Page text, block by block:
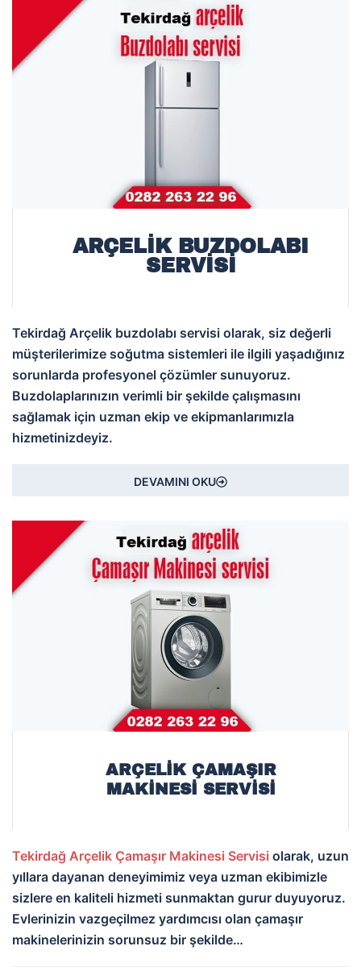
ARÇELIK BUZDOLABI
SERVISI
Tekirdağ Arçelik buzdolabı servisi olarak, siz değerli
müşterilerimize soğutma sistemleri ile ilgili yaşadığınız
sorunlarda profesyonel çözümler sunuyoruz.
Buzdolaplarınızın verimli bir şekilde çalışmasını
sağlamak için uzman ekip ve ekipmanlarımızla
hizmetinizdeyiz.
DEVAMINI OKU
ARÇELIK ÇAMAŞIR
MAKINESI SERVISI
Tekirdağ Arçelik Çamaşır Makinesi Servisi olarak, uzun
yıllara dayanan deneyimimiz veya uzman ekibimizle
sizlere en kaliteli hizmeti sunmaktan gurur duyuyoruz.
Evlerinizin vazgeçilmez yardımcısı olan çamaşır
makinelerinizin sorunsuz bir şekilde…